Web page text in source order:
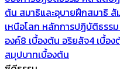
ต้น สมาธิและอุบายฝึกสมาธิ สั
เหนือโลก หลักการปฏิบัติธรรม
องค์8 เบื้องต้น อริยสัจ4 เบื้อง
สมุปบาทเบื้องต้น